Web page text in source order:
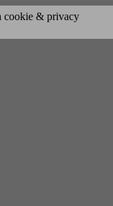
cookie & privacy